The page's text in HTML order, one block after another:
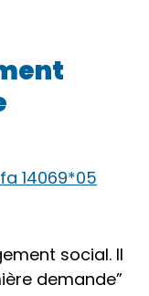
14069*05
social. Il
demande”